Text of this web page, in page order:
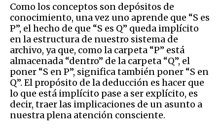
Como los conceptos son depósitos de
conocimiento, una vez uno aprende que “S es
P”, el hecho de que “S es Q” queda implícito
en la estructura de nuestro sistema de
archivo, ya que, como la carpeta “P” está
almacenada “dentro” de la carpeta “Q”, el
poner “S en P”, significa también poner “S en
Q”. El propósito de la deducción es hacer que
lo que está implícito pase a ser explícito, es
decir, traer las implicaciones de un asunto a
nuestra plena atención consciente.